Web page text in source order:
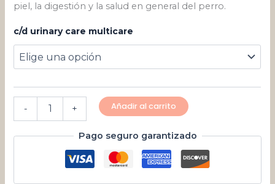
piel, la digestión y la salud en general del perro.
c/d urinary care multicare
- + Añadir al carrito
Pago seguro garantizado